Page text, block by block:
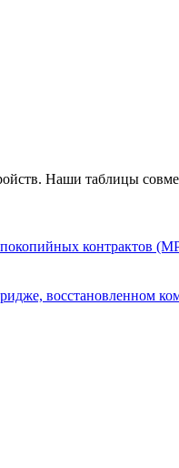
Наши таблицы
контрактов
восстановленном